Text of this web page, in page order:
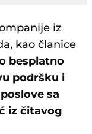
iz
kao članice
besplatno
podršku i
sa
iz čitavog